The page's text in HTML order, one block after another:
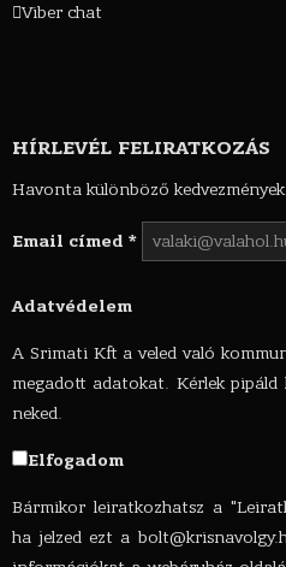
Viber chat
HÍRLEVÉL FELIRATKOZÁS
Havonta különböző
Email címed *
Adatvédelem
A Srimati Kft a veled való
megadott adatokat. Kérlek pipáld
neked.
Elfogadom
Bármikor leiratkozhatsz a
ha jelzed ezt a